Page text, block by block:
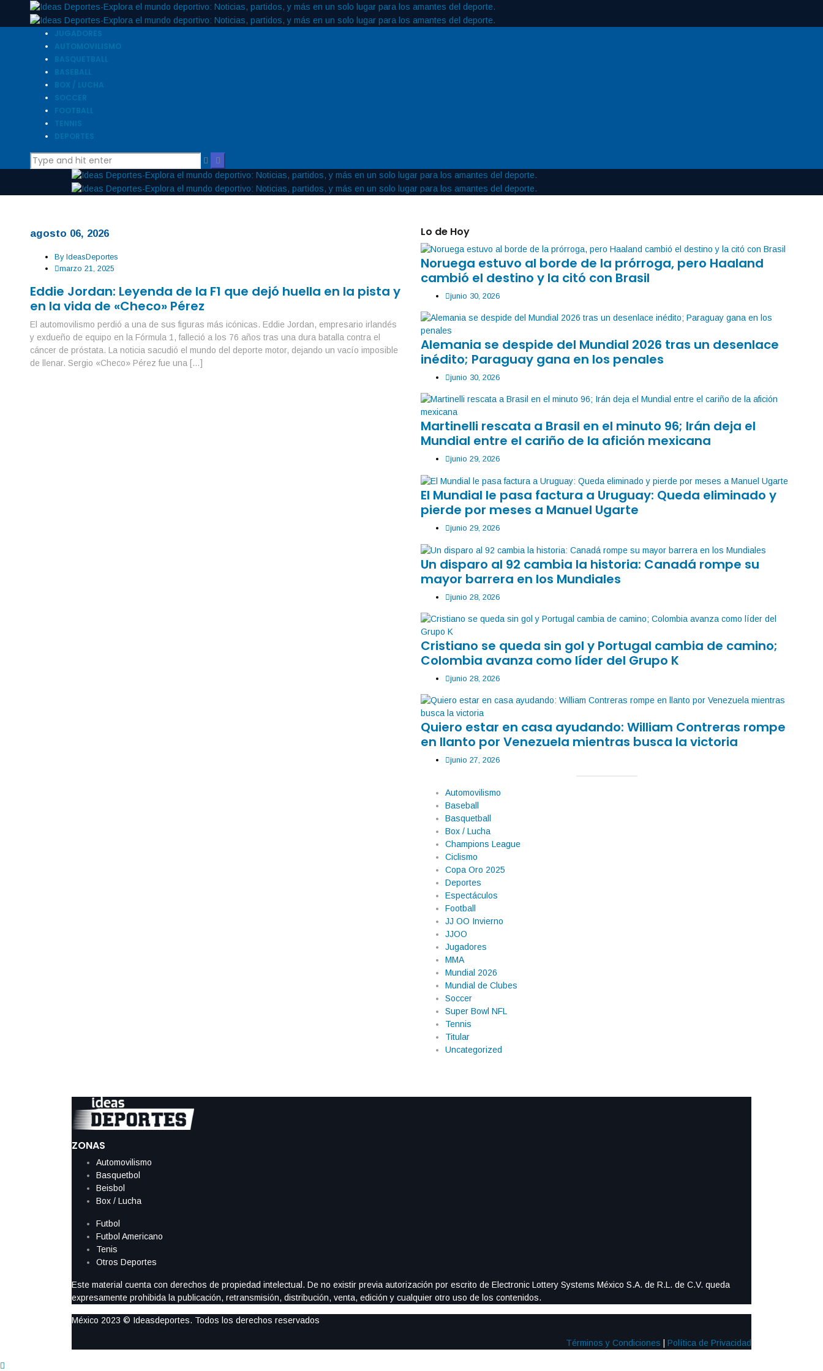
JUGADORES
AUTOMOVILISMO
BASQUETBALL
BASEBALL
BOX / LUCHA
SOCCER
FOOTBALL
TENNIS
DEPORTES
agosto 06, 2026
By IdeasDeportes
marzo 21, 2025
Eddie Jordan: Leyenda de la F1 que dejó huella en la pista y
en la vida de «Checo» Pérez
El automovilismo perdió a una de sus figuras más icónicas. Eddie Jordan, empresario irlandés
y exdueño de equipo en la Fórmula 1, falleció a los 76 años tras una dura batalla contra el
cáncer de próstata. La noticia sacudió el mundo del deporte motor, dejando un vacío imposible
de llenar. Sergio «Checo» Pérez fue una […]
Lo de Hoy
Noruega estuvo al borde de la prórroga, pero Haaland
cambió el destino y la citó con Brasil
junio 30, 2026
Alemania se despide del Mundial 2026 tras un desenlace
inédito; Paraguay gana en los penales
junio 30, 2026
Martinelli rescata a Brasil en el minuto 96; Irán deja el
Mundial entre el cariño de la afición mexicana
junio 29, 2026
El Mundial le pasa factura a Uruguay: Queda eliminado y
pierde por meses a Manuel Ugarte
junio 29, 2026
Un disparo al 92 cambia la historia: Canadá rompe su
mayor barrera en los Mundiales
junio 28, 2026
Cristiano se queda sin gol y Portugal cambia de camino;
Colombia avanza como líder del Grupo K
junio 28, 2026
Quiero estar en casa ayudando: William Contreras rompe
en llanto por Venezuela mientras busca la victoria
junio 27, 2026
Automovilismo
Baseball
Basquetball
Box / Lucha
Champions League
Ciclismo
Copa Oro 2025
Deportes
Espectáculos
Football
JJ OO Invierno
JJOO
Jugadores
MMA
Mundial 2026
Mundial de Clubes
Soccer
Super Bowl NFL
Tennis
Titular
Uncategorized
ZONAS
Automovilismo
Basquetbol
Beisbol
Box / Lucha
Futbol
Futbol Americano
Tenis
Otros Deportes
Este material cuenta con derechos de propiedad intelectual. De no existir previa autorización por escrito de Electronic Lottery Systems México S.A. de R.L. de C.V. queda
expresamente prohibida la publicación, retransmisión, distribución, venta, edición y cualquier otro uso de los contenidos.
México 2023 © Ideasdeportes. Todos los derechos reservados
Términos y Condiciones | Política de Privacidad